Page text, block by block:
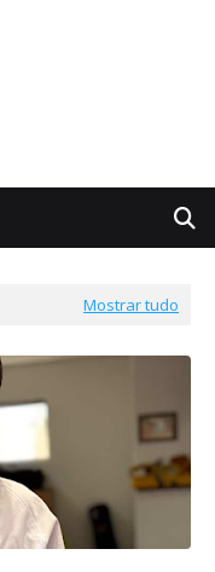
Mostrar tudo